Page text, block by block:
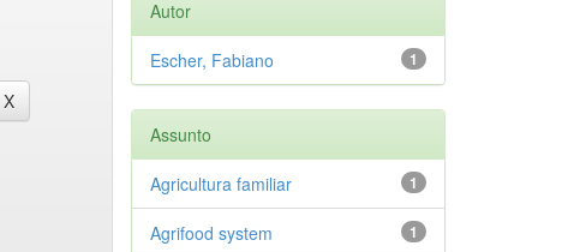
Autor
1
Escher, Fabiano
Assunto
1
Agricultura familiar
1
Agrifood system